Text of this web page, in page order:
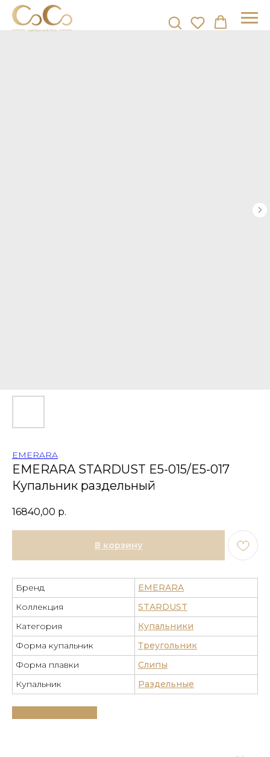
EMERARA STARDUST E5-015/E5-017
Купальник раздельный
EMERARA
16840,00 р.
В корзину
Бренд
EMERARA
Коллекция
STARDUST
Категория
Купальники
Форма купальник
Треугольник
Форма плавки
Слипы
Купальник
Раздельные